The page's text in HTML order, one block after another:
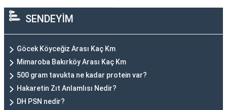
SENDEYİM
Göcek Köyceğiz Arası Kaç Km
Mimaroba Bakırköy Arası Kaç Km
500 gram tavukta ne kadar protein var?
Hakaretin Zıt Anlamlısı Nedir?
DH PSN nedir?